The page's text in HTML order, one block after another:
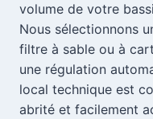
volume de votre
Nous sélectionnons
filtre à sable ou à
une régulation
local technique est
abrité et facilement